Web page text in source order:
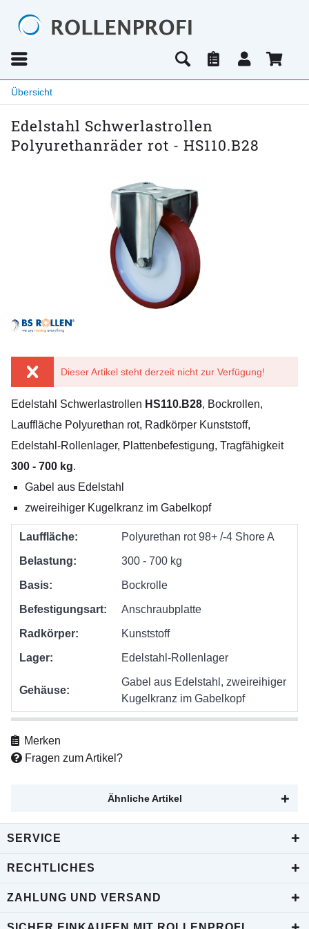
Übersicht
Edelstahl Schwerlastrollen
Polyurethanräder rot - HS110.B28
Dieser Artikel steht derzeit nicht zur Verfügung!
Edelstahl Schwerlastrollen HS110.B28, Bockrollen,
Lauffläche Polyurethan rot, Radkörper Kunststoff,
Edelstahl-Rollenlager, Plattenbefestigung, Tragfähigkeit
300 - 700 kg.
Gabel aus Edelstahl
zweireihiger Kugelkranz im Gabelkopf
Lauffläche: Polyurethan rot 98+ /-4 Shore A
Belastung: 300 - 700 kg
Basis: Bockrolle
Befestigungsart: Anschraubplatte
Radkörper: Kunststoff
Lager: Edelstahl-Rollenlager
Gehäuse:
Gabel aus Edelstahl, zweireihiger
Kugelkranz im Gabelkopf
Merken
Fragen zum Artikel?
Ähnliche Artikel
SERVICE
RECHTLICHES
ZAHLUNG UND VERSAND